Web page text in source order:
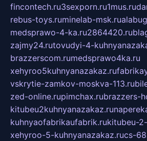
fincontech.ru3sexporn.ru1mus.ru
rebus-toys.ruminelab-msk.ru
medsprawo-4-ka.ru2864420.ru
zajmy24.rutovudyi-4-
brazzerscom.rumedsprawo4ka.ru
xehyroo5kuhnyanazakaz.ru
vskrytie-zamkov-moskva-113.ru
zed-online.rupimchax.rubrazzers-
kitubeu2kuhnyanazakaz.ru
kuhnyaofabrikaufabrik.rukitubeu-
xehyroo-5-kuhnyanazakaz.rucs-